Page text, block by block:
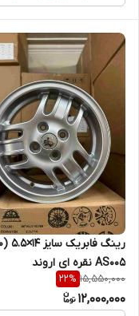
AS۰۰۵ نقره ای اروند
15,550,000
22%
12,000,000